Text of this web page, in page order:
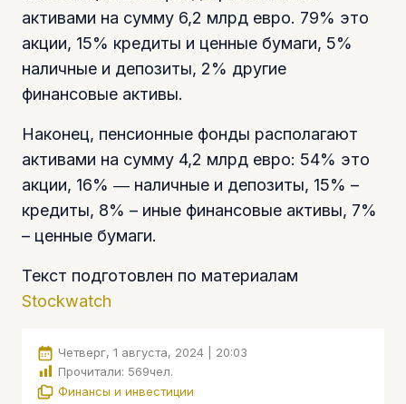
активами на сумму 6,2 млрд евро. 79% это
акции, 15% кредиты и ценные бумаги, 5%
наличные и депозиты, 2% другие
финансовые активы.
Наконец, пенсионные фонды располагают
активами на сумму 4,2 млрд евро: 54% это
акции, 16% ― наличные и депозиты, 15% –
кредиты, 8% – иные финансовые активы, 7%
– ценные бумаги.
Текст подготовлен по материалам
Stockwatch
Четверг, 1 августа, 2024 | 20:03
Прочитали: 569чел.
Финансы и инвестиции